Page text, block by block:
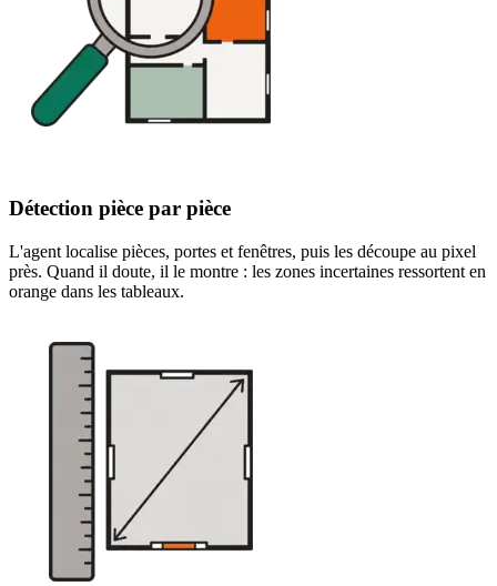
Détection pièce par pièce
L'agent localise pièces, portes et fenêtres, puis les découpe au pixel
près. Quand il doute, il le montre : les zones incertaines ressortent en
orange dans les tableaux.